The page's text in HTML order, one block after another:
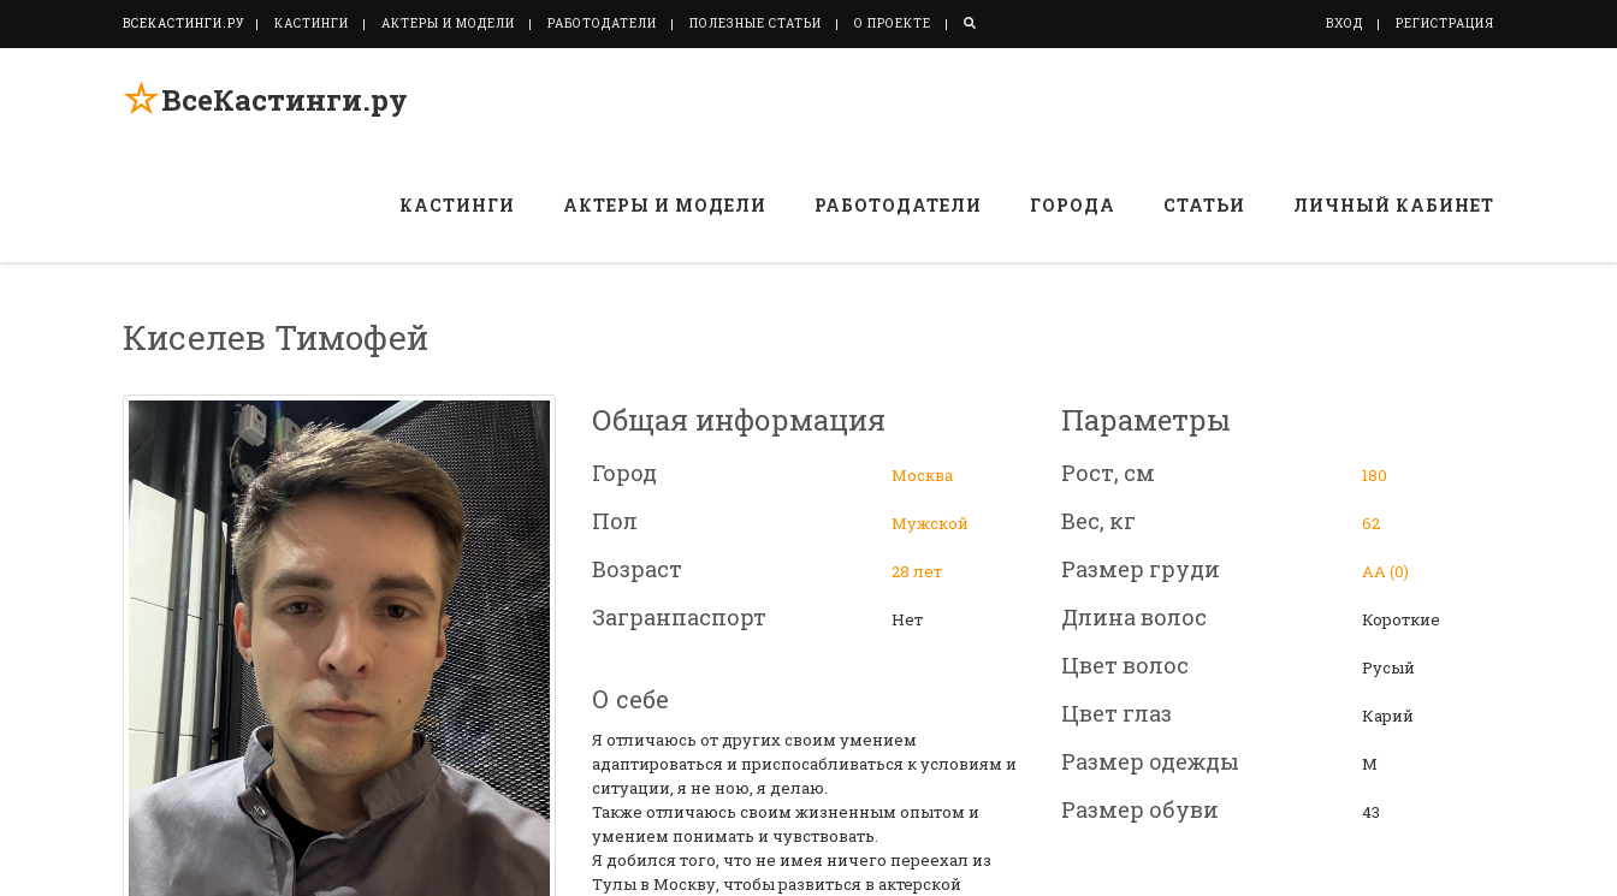
ВСЕКАСТИНГИ.РУ КАСТИНГИ АКТЕРЫ И МОДЕЛИ РАБОТОДАТЕЛИ ПОЛЕЗНЫЕ СТАТЬИ О ПРОЕКТЕ ВХОД РЕГИСТРАЦИЯ
☆ВсеКастинги.ру
КАСТИНГИ АКТЕРЫ И МОДЕЛИ РАБОТОДАТЕЛИ ГОРОДА СТАТЬИ ЛИЧНЫЙ КАБИНЕТ
Киселев Тимофей
Общая информация
Город Москва
Пол Мужской
Возраст 28 лет
Загранпаспорт Нет
О себе
Я отличаюсь от других своим умением
адаптироваться и приспосабливаться к условиям и
ситуации, я не ною, я делаю.
Также отличаюсь своим жизненным опытом и
умением понимать и чувствовать.
Я добился того, что не имея ничего переехал из
Тулы в Москву, чтобы развиться в актерской
Параметры
Рост, см 180
Вес, кг 62
Размер груди АА (0)
Длина волос Короткие
Цвет волос Русый
Цвет глаз Карий
Размер одежды М
Размер обуви 43